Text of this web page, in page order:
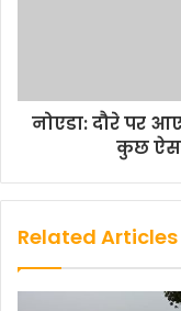
नोएडा: दौरे पर
कुछ
Related Articles